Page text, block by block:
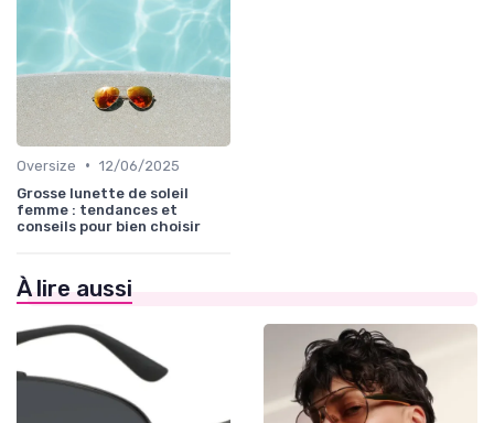
Oversize • 12/06/2025
Grosse lunette de soleil
femme : tendances et
conseils pour bien choisir
À lire aussi